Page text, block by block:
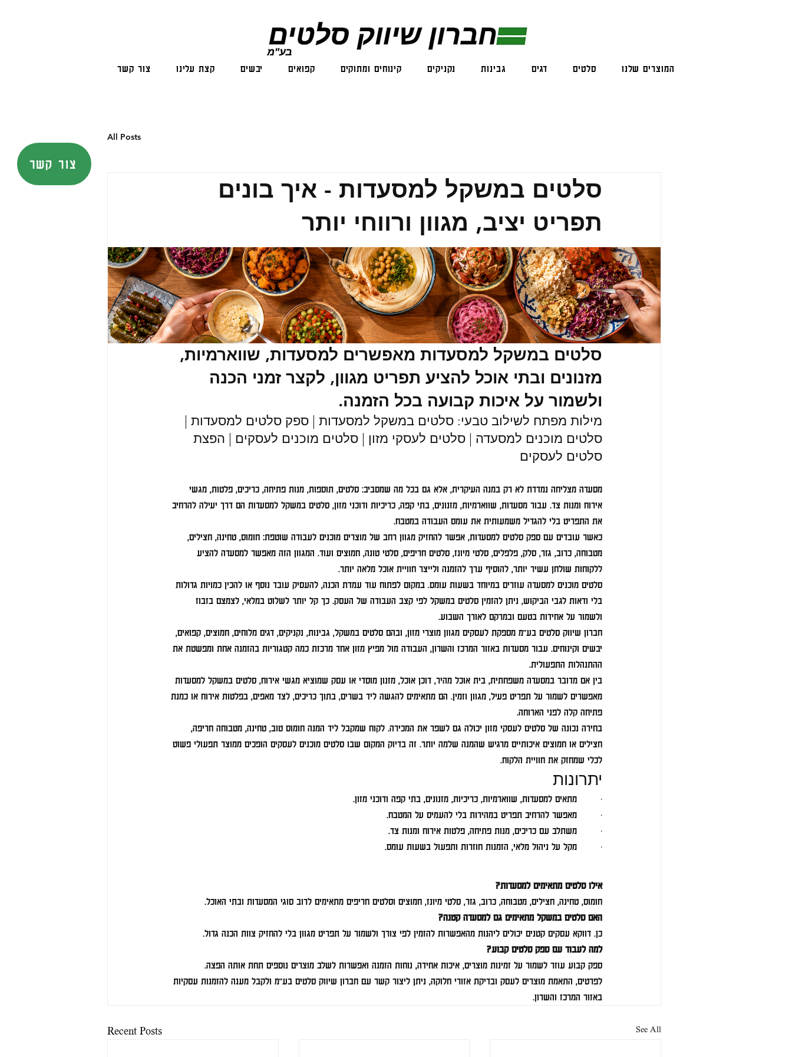
צור קשר
המוצרים שלנו סלטים דגים גבינות נקניקים קינוחים ומתוקים קפואים יבשים קצת עלינו צור קשר
All Posts
סלטים במשקל למסעדות - איך בונים
תפריט יציב, מגוון ורווחי יותר
סלטים במשקל למסעדות מאפשרים למסעדות, שווארמיות,
מזנונים ובתי אוכל להציע תפריט מגוון, לקצר זמני הכנה
ולשמור על איכות קבועה בכל הזמנה.
מילות מפתח לשילוב טבעי: סלטים במשקל למסעדות | ספק סלטים למסעדות |
סלטים מוכנים למסעדה | סלטים לעסקי מזון | סלטים מוכנים לעסקים | הפצת
סלטים לעסקים
מסעדה מצליחה נמדדת לא רק במנה העיקרית, אלא גם בכל מה שמסביב: סלטים, תוספות, מנות פתיחה, כריכים, פלטות, מגשי
אירוח ומנות צד. עבור מסעדות, שווארמיות, מזנונים, בתי קפה, כריכיות ודוכני מזון, סלטים במשקל למסעדות הם דרך יעילה להרחיב
את התפריט בלי להגדיל משמעותית את עומס העבודה במטבח.
כאשר עובדים עם ספק סלטים למסעדות, אפשר להחזיק מגוון רחב של מוצרים מוכנים לעבודה שוטפת: חומוס, טחינה, חצילים,
מטבוחה, כרוב, גזר, סלק, פלפלים, סלטי מיונז, סלטים חריפים, סלטי טונה, חמוצים ועוד. המגוון הזה מאפשר למסעדה להציע
ללקוחות שולחן עשיר יותר, להוסיף ערך להזמנה ולייצר חוויית אוכל מלאה יותר.
סלטים מוכנים למסעדה עוזרים במיוחד בשעות עומס. במקום לפתוח עוד עמדת הכנה, להעסיק עובד נוסף או להכין כמויות גדולות
בלי ודאות לגבי הביקוש, ניתן להזמין סלטים במשקל לפי קצב העבודה של העסק. כך קל יותר לשלוט במלאי, לצמצם בזבוז
ולשמור על אחידות בטעם ובמרקם לאורך השבוע.
חברון שיווק סלטים בע״מ מספקת לעסקים מגוון מוצרי מזון, ובהם סלטים במשקל, גבינות, נקניקים, דגים מלוחים, חמוצים, קפואים,
יבשים וקינוחים. עבור מסעדות באזור המרכז והשרון, העבודה מול מפיץ מזון אחד מרכזת כמה קטגוריות בהזמנה אחת ומפשטת את
ההתנהלות התפעולית.
בין אם מדובר במסעדה משפחתית, בית אוכל מהיר, דוכן אוכל, מזנון מוסדי או עסק שמוציא מגשי אירוח, סלטים במשקל למסעדות
מאפשרים לשמור על תפריט פעיל, מגוון וזמין. הם מתאימים להגשה ליד בשרים, בתוך כריכים, לצד מאפים, בפלטות אירוח או כמנת
פתיחה קלה לפני הארוחה.
בחירה נכונה של סלטים לעסקי מזון יכולה גם לשפר את המכירה. לקוח שמקבל ליד המנה חומוס טוב, טחינה, מטבוחה חריפה,
חצילים או חמוצים איכותיים מרגיש שהמנה שלמה יותר. זה בדיוק המקום שבו סלטים מוכנים לעסקים הופכים ממוצר תפעולי פשוט
לכלי שמחזק את חוויית הלקוח.
יתרונות
·        מתאים למסעדות, שווארמיות, כריכיות, מזנונים, בתי קפה ודוכני מזון.
·        מאפשר להרחיב תפריט במהירות בלי להעמיס על המטבח.
·        משתלב עם כריכים, מנות פתיחה, פלטות אירוח ומנות צד.
·        מקל על ניהול מלאי, הזמנות חוזרות ותפעול בשעות עומס.
אילו סלטים מתאימים למסעדות?
חומוס, טחינה, חצילים, מטבוחה, כרוב, גזר, סלטי מיונז, חמוצים וסלטים חריפים מתאימים לרוב סוגי המסעדות ובתי האוכל.
האם סלטים במשקל מתאימים גם למסעדה קטנה?
כן. דווקא עסקים קטנים יכולים ליהנות מהאפשרות להזמין לפי צורך ולשמור על תפריט מגוון בלי להחזיק צוות הכנה גדול.
למה לעבוד עם ספק סלטים קבוע?
ספק קבוע עוזר לשמור על זמינות מוצרים, איכות אחידה, נוחות הזמנה ואפשרות לשלב מוצרים נוספים תחת אותה הפצה.
לפרטים, התאמת מוצרים לעסק ובדיקת אזורי חלוקה, ניתן ליצור קשר עם חברון שיווק סלטים בע״מ ולקבל מענה להזמנות עסקיות
באזור המרכז והשרון.
Recent Posts See All